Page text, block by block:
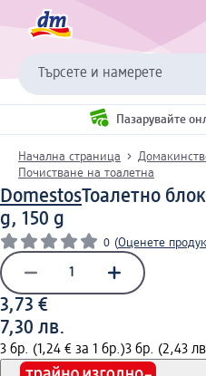
Търсете и намерете
Пазарувайте
Начална страница
Почистване на тоалетна
DomestosТоалетно
g, 150 g
0 (Оценете
3,73 €
7,30 лв.
3 бр. (1,24 € за 1 бр.)3 бр. (2,43